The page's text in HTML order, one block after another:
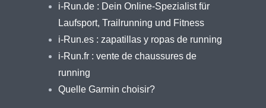
i-Run.de : Dein Online-Spezialist für
Laufsport, Trailrunning und Fitness
i-Run.es : zapatillas y ropas de running
i-Run.fr : vente de chaussures de
running
Quelle Garmin choisir?